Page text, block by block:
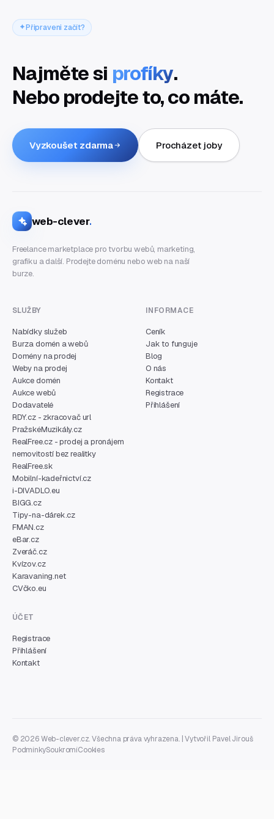
Připraveni začít?
Najměte si profíky.
Nebo prodejte to, co máte.
Vyzkoušet zdarma Procházet joby
web-clever.
Freelance marketplace pro tvorbu webů, marketing,
grafiku a další. Prodejte doménu nebo web na naší
burze.
SLUŽBY
Nabídky služeb
Burza domén a webů
Domény na prodej
Weby na prodej
Aukce domén
Aukce webů
Dodavatelé
RDY.cz - zkracovač url
PražskéMuzikály.cz
RealFree.cz - prodej a pronájem
nemovitostí bez realitky
RealFree.sk
Mobilní-kadeřnictví.cz
i-DIVADLO.eu
BIGG.cz
Tipy-na-dárek.cz
FMAN.cz
eBar.cz
Zveráč.cz
Kvízov.cz
Karavaning.net
CVčko.eu
INFORMACE
Ceník
Jak to funguje
Blog
O nás
Kontakt
Registrace
Přihlášení
ÚČET
Registrace
Přihlášení
Kontakt
© 2026 Web-clever.cz. Všechna práva vyhrazena. | Vytvořil Pavel Jirouš
PodmínkySoukromíCookies